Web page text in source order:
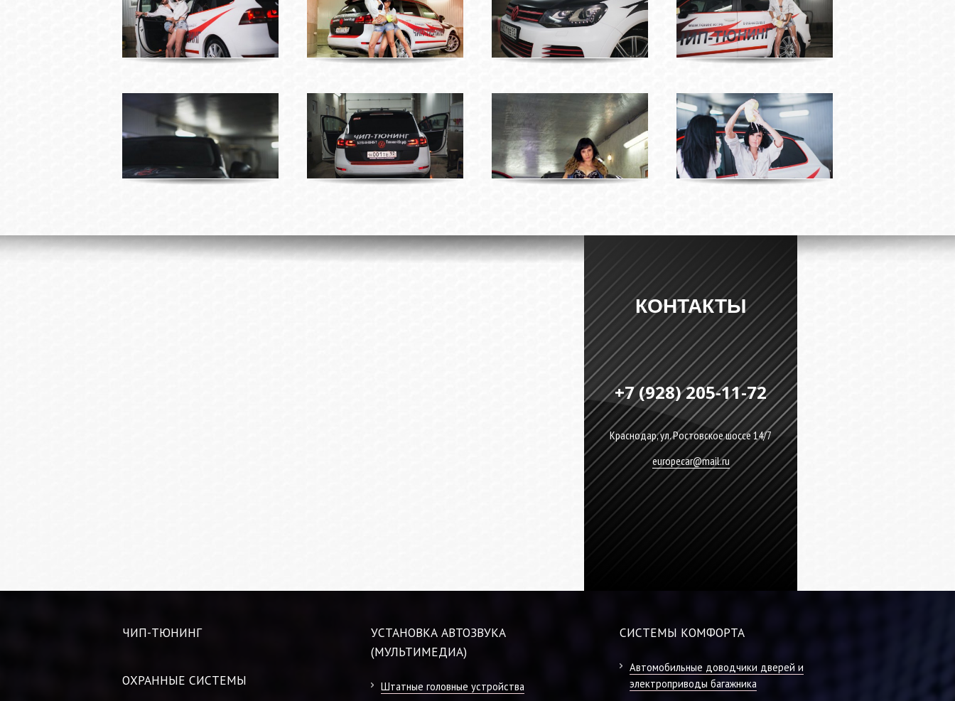
КОНТАКТЫ
+7 (928) 205-11-72
Краснодар, ул. Ростовское шоссе 14/7
europecar@mail.ru
ЧИП-ТЮНИНГ
ОХРАННЫЕ СИСТЕМЫ
УСТАНОВКА АВТОЗВУКА
(МУЛЬТИМЕДИА)
Штатные головные устройства
СИСТЕМЫ КОМФОРТА
Автомобильные доводчики дверей и
электроприводы багажника